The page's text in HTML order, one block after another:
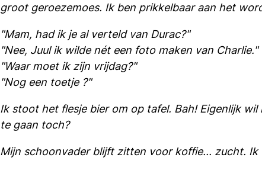
groot geroezemoes. Ik ben prikkelbaar aan het
"Mam, had ik je al verteld van Durac?"
"Nee, Juul ik wilde nét een foto maken van Charlie."
"Waar moet ik zijn vrijdag?"
"Nog een toetje ?"
Ik stoot het flesje bier om op tafel. Bah! Eigenlijk
te gaan toch?
Mijn schoonvader blijft zitten voor koffie... zucht.